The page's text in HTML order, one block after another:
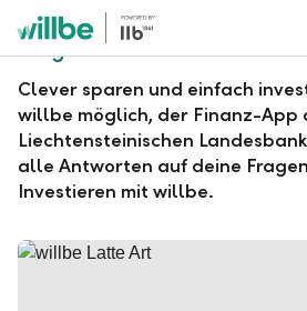
Alerts.Headline
Fragen und Antworten zu
Clever sparen und einfach
willbe möglich, der Finanz-App
Liechtensteinischen
alle Antworten auf deine
Investieren mit willbe.